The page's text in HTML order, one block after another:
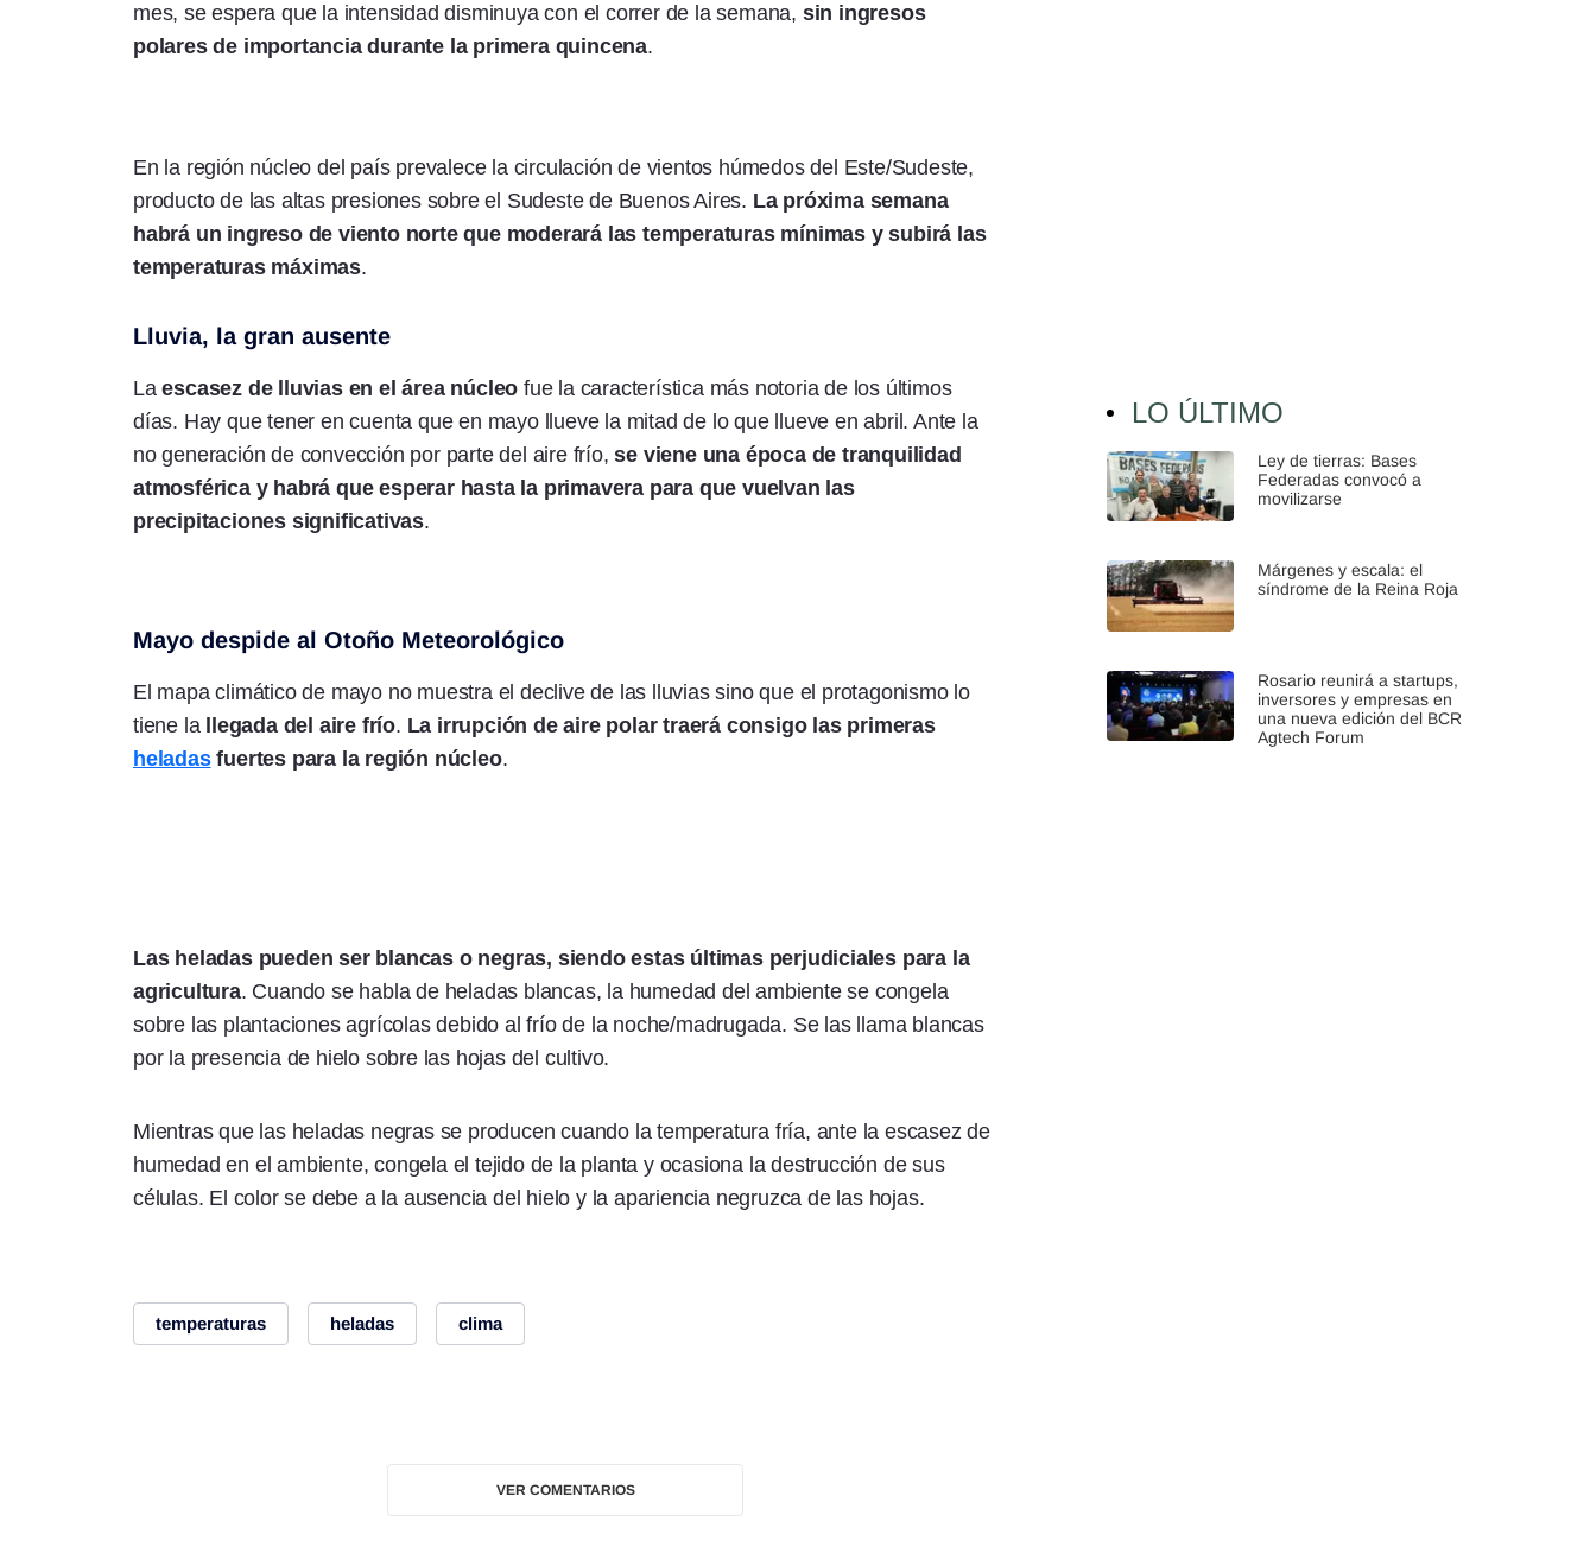
mes, se espera que la intensidad disminuya con el correr de la semana, sin ingresos
polares de importancia durante la primera quincena.
En la región núcleo del país prevalece la circulación de vientos húmedos del Este/Sudeste,
producto de las altas presiones sobre el Sudeste de Buenos Aires. La próxima semana
habrá un ingreso de viento norte que moderará las temperaturas mínimas y subirá las
temperaturas máximas.
Lluvia, la gran ausente
Laescasez de lluvias en el área núcleo fue la característica más notoria de los últimos
días. Hay que tener en cuenta que en mayo llueve la mitad de lo que llueve en abril. Ante la
no generación de convección por parte del aire frío, se viene una época de tranquilidad
atmosférica y habrá que esperar hasta la primavera para que vuelvan las
precipitaciones significativas.
Mayo despide al Otoño Meteorológico
El mapa climático de mayo no muestra el declive de las lluvias sino que el protagonismo lo
tiene la
llegada del aire frío. La irrupción de aire polar traerá consigo las primeras
heladasfuertes para la región núcleo.
Las heladas pueden ser blancas o negras, siendo estas últimas perjudiciales para la
agricultura. Cuando se habla de heladas blancas, la humedad del ambiente se congela
sobre las plantaciones agrícolas debido al frío de la noche/madrugada. Se las llama blancas
por la presencia de hielo sobre las hojas del cultivo.
Mientras que las heladas negras se producen cuando la temperatura fría, ante la escasez de
humedad en el ambiente, congela el tejido de la planta y ocasiona la destrucción de sus
células. El color se debe a la ausencia del hielo y la apariencia negruzca de las hojas.
temperaturas heladas clima
VER COMENTARIOS
LO ÚLTIMO
Ley de tierras: Bases
Federadas convocó a
movilizarse
Márgenes y escala: el
síndrome de la Reina Roja
Rosario reunirá a startups,
inversores y empresas en
una nueva edición del BCR
Agtech Forum